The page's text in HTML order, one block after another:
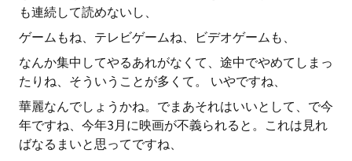
も連続して読めないし、
ゲームもね、テレビゲームね、ビデオゲームも、
なんか集中してやるあれがなくて、途中でやめてしまっ
たりね、そういうことが多くて。 いやですね、
華麗なんでしょうかね。でまあそれはいいとして、で今
年ですね、今年3月に映画が不義られると。これは見れ
ばなるまいと思ってですね、